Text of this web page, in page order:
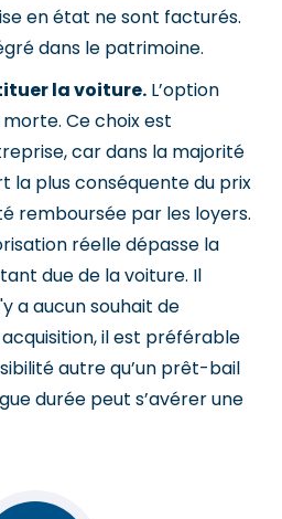
en état ne sont facturés.
dans le patrimoine.
la voiture. L’option
Ce choix est
car dans la majorité
la plus conséquente du prix
remboursée par les loyers.
réelle dépasse la
due de la voiture. Il
a aucun souhait de
il est préférable
autre qu’un prêt-bail
durée peut s’avérer une